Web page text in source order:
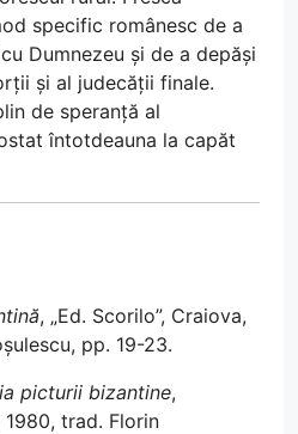
specific românesc de a
Dumnezeu și de a depăși
și al judecății finale.
de speranță al
întotdeauna la capăt
, „Ed. Scorilo”, Craiova,
pp. 19-23.
picturii bizantine,
1980, trad. Florin